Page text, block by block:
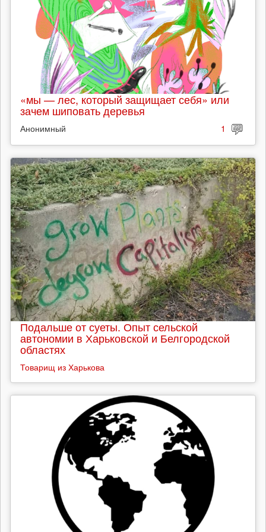
«мы — лес, который защищает себя» или
зачем шиповать деревья
Анонимный 1
Подальше от суеты. Опыт сельской
автономии в Харьковской и Белгородской
областях
Товарищ из Харькова